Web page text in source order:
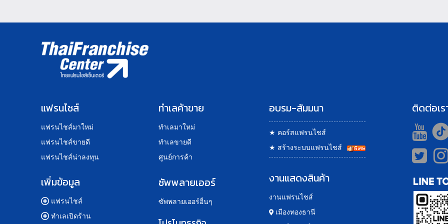
แฟรนไชส์
แฟรนไชส์มาใหม่
แฟรนไชส์ขายดี
แฟรนไชส์น่าลงทุน
เพิ่มข้อมูล
แฟรนไชส์
ทำเลเปิดร้าน
ทำเลค้าขาย
ทำเลมาใหม่
ทำเลขายดี
ศูนย์การค้า
ซัพพลายเออร์
ซัพพลายเออร์อื่นๆ
อบรม-สัมมนา
★ คอร์สแฟรนไชส์
★ สร้างระบบแฟรนไชส์
งานแสดงสินค้า
งานแฟรนไชส์
เมืองทองธานี
ติดต่อเร